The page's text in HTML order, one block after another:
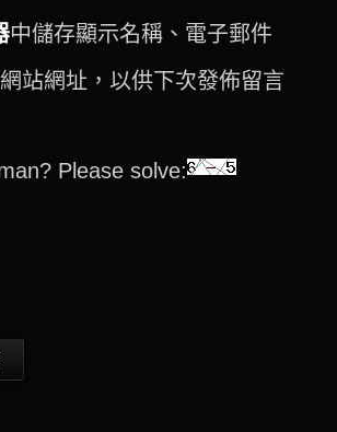
中儲存顯示名稱、電子郵件
站網址，以供下次發佈留言
Please solve: